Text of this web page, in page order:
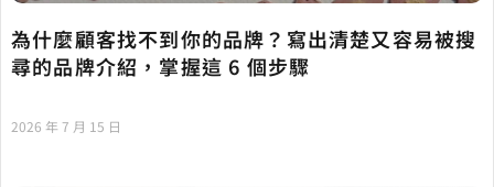
為什麼顧客找不到你的品牌？寫出清楚又容易被搜
尋的品牌介紹，掌握這 6 個步驟
2026 年 7 月 15 日